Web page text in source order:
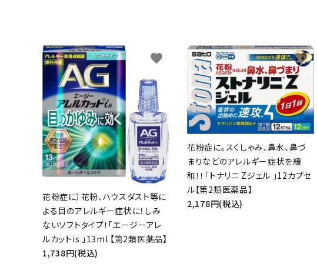
花粉症に）花粉、ハウスダスト等に
よる目のアレルギー症状に！しみ
ないソフトタイプ！「エージーアレ
ルカットis 」13ml 【第2類医薬品】
1,738円(税込)
favorite
花粉症に。スくしゃみ、鼻水、鼻づ
まりなどのアレルギー症状を緩
和！！「トナリニ Zジェル 」12カプセ
ル【第2類医薬品】
2,178円(税込)
favorite